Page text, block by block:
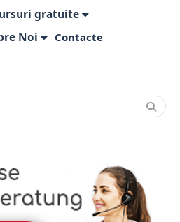
gratuite
Noi Contacte